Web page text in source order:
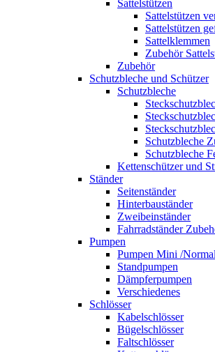
Sattelstützen
Sattelstützen
Sattelstützen
Sattelklemmen
Zubehör
Zubehör
Schutzbleche und Schützer
Schutzbleche
Schutzbleche
Schutzbleche
Kettenschützer und
Ständer
Seitenständer
Hinterbauständer
Zweibeinständer
Fahrradständer
Pumpen
Pumpen Mini /Normal
Standpumpen
Dämpferpumpen
Verschiedenes
Schlösser
Kabelschlösser
Bügelschlösser
Faltschlösser